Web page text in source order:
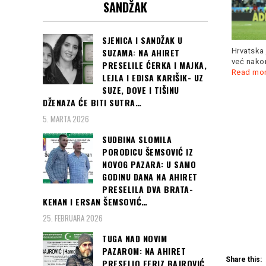
Gulijev oborio rekord
evropskih prvenstava na
200 metara... Bilo jeRead
Čitaj još:
PARIZ:
gradu se osjeti
strah zbog
koronavirusa...
Kada je hrvatske fudbalere
miliona navijača,Read more
već
Read
Share this:
SANDŽAK
SJENICA I SANDŽAK U
SUZAMA: NA AHIRET
PRESELILE ĆERKA I MAJKA,
LEJLA I EDISA KARIŠIK- UZ
SUZE, DOVE I TIŠINU
DŽENAZA ĆE BITI SUTRA…
5. MARTA 2026
SUDBINA SLOMILA
PORODICU ŠEMSOVIĆ IZ
NOVOG PAZARA: U SAMO
GODINU DANA NA AHIRET
PRESELILA DVA BRATA-
KENAN I ERSAN ŠEMSOVIĆ…
25. FEBRUARA 2026
TUGA NAD NOVIM
PAZAROM: NA AHIRET